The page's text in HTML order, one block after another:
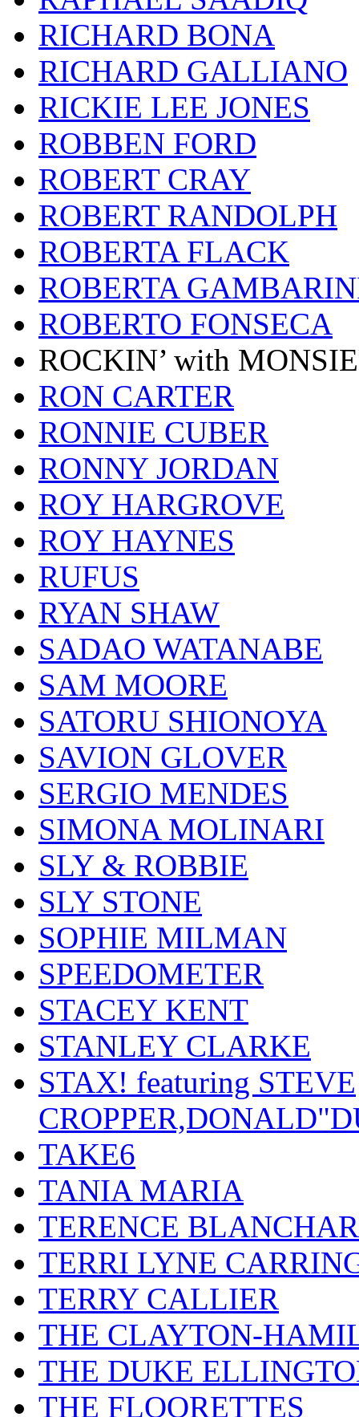
RICHARD BONA
RICHARD GALLIANO
RICKIE LEE JONES
ROBBEN FORD
ROBERT CRAY
ROBERT RANDOLPH
ROBERTA FLACK
ROBERTA
ROBERTO FONSECA
ROCKIN’ with
RON CARTER
RONNIE CUBER
RONNY JORDAN
ROY HARGROVE
ROY HAYNES
RUFUS
RYAN SHAW
SADAO WATANABE
SAM MOORE
SATORU SHIONOYA
SAVION GLOVER
SERGIO MENDES
SIMONA MOLINARI
SLY & ROBBIE
SLY STONE
SOPHIE MILMAN
SPEEDOMETER
STACEY KENT
STANLEY CLARKE
STAX! featuring STEVE
TAKE6
TANIA MARIA
TERENCE
TERRI LYNE
TERRY CALLIER
THE CLAYTON-
THE DUKE
THE FLOORETTES